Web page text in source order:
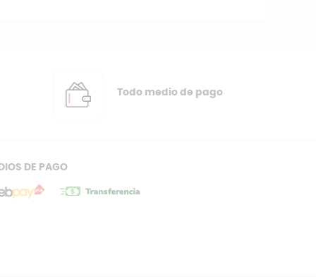
Todo medio de pago
DE PAGO